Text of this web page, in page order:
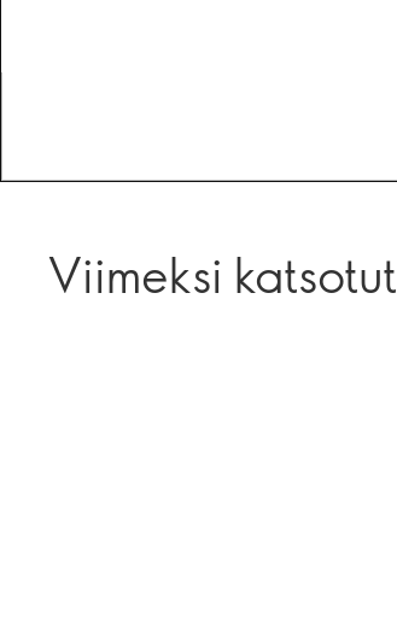
Viimeksi katsotut